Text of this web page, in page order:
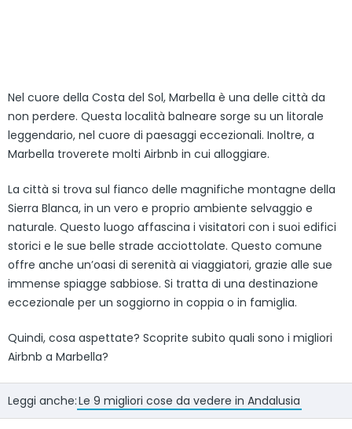
Nel cuore della Costa del Sol, Marbella è una delle città da
non perdere. Questa località balneare sorge su un litorale
leggendario, nel cuore di paesaggi eccezionali. Inoltre, a
Marbella troverete molti Airbnb in cui alloggiare.
La città si trova sul fianco delle magnifiche montagne della
Sierra Blanca, in un vero e proprio ambiente selvaggio e
naturale. Questo luogo affascina i visitatori con i suoi edifici
storici e le sue belle strade acciottolate. Questo comune
offre anche un’oasi di serenità ai viaggiatori, grazie alle sue
immense spiagge sabbiose. Si tratta di una destinazione
eccezionale per un soggiorno in coppia o in famiglia.
Quindi, cosa aspettate? Scoprite subito quali sono i migliori
Airbnb a Marbella?
Leggi anche:Le 9 migliori cose da vedere in Andalusia